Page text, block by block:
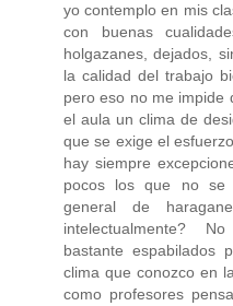
yo contemplo en mis
con buenas
holgazanes, dejados,
la calidad del trabajo
pero eso no me impide
el aula un clima de
que se exige el
hay siempre
pocos los que no se
general de
intelectualmente?
bastante espabilados
clima que conozco en
como profesores